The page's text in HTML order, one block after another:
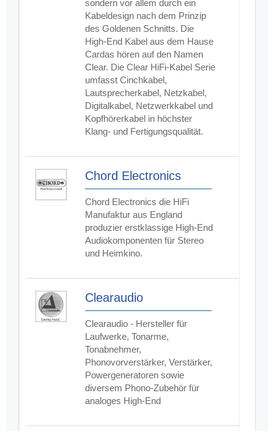
sondern vor allem durch ein
Kabeldesign nach dem Prinzip
des Goldenen Schnitts. Die
High-End Kabel aus dem Hause
Cardas hören auf den Namen
Clear. Die Clear HiFi-Kabel Serie
umfasst Cinchkabel,
Lautsprecherkabel, Netzkabel,
Digitalkabel, Netzwerkkabel und
Kopfhörerkabel in höchster
Klang- und Fertigungsqualität.
Chord Electronics
Chord Electronics die HiFi
Manufaktur aus England
produzier erstklassige High-End
Audiokomponenten für Stereo
und Heimkino.
Clearaudio
Clearaudio - Hersteller für
Laufwerke, Tonarme,
Tonabnehmer,
Phonovorverstärker, Verstärker,
Powergeneratoren sowie
diversem Phono-Zubehör für
analoges High-End